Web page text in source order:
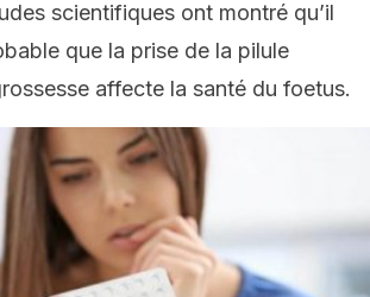
scientifiques ont montré qu’il
que la prise de la pilule
affecte la santé du foetus.